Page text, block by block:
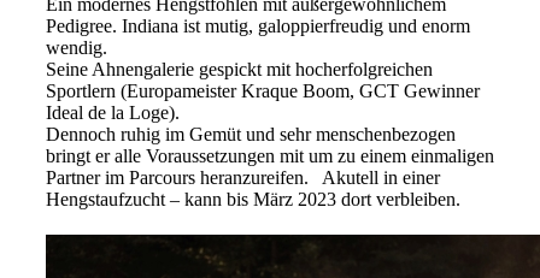
Ein modernes Hengstfohlen mit außergewöhnlichem
Pedigree. Indiana ist mutig, galoppierfreudig und enorm
wendig.
Seine Ahnengalerie gespickt mit hocherfolgreichen
Sportlern (Europameister Kraque Boom, GCT Gewinner
Ideal de la Loge).
Dennoch ruhig im Gemüt und sehr menschenbezogen
bringt er alle Voraussetzungen mit um zu einem einmaligen
Partner im Parcours heranzureifen. Akutell in einer
Hengstaufzucht – kann bis März 2023 dort verbleiben.